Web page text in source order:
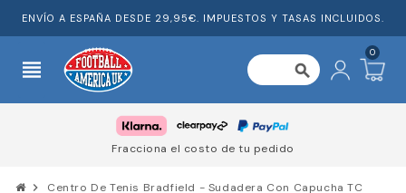
ENVÍO A ESPAÑA DESDE 29,95€. IMPUESTOS Y TASAS INCLUIDOS.
view_headline search
0
Fracciona el costo de tu pedido
chevron_right Centro De Tenis Bradfield - Sudadera Con Capucha TC